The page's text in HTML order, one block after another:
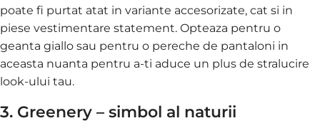
poate fi purtat atat in variante accesorizate, cat si in
piese vestimentare statement. Opteaza pentru o
geanta giallo sau pentru o pereche de pantaloni in
aceasta nuanta pentru a-ti aduce un plus de stralucire
look-ului tau.
3. Greenery – simbol al naturii